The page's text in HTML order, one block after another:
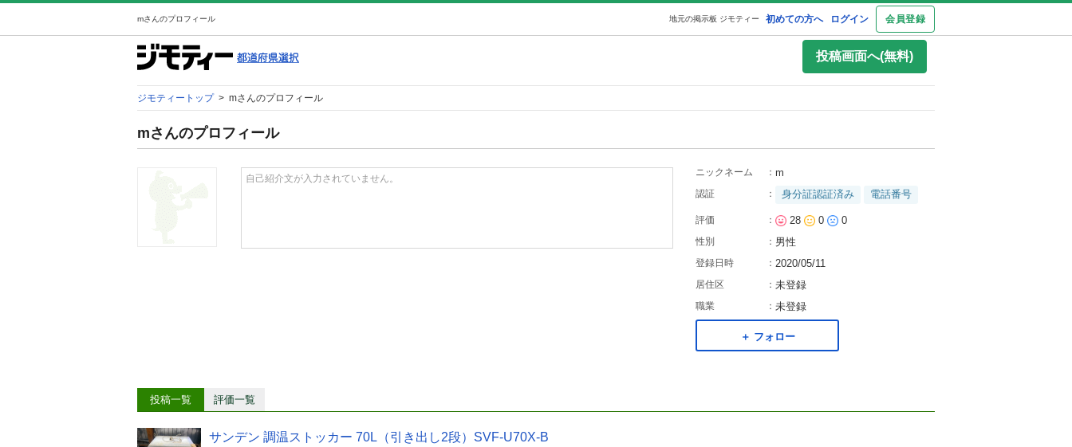
mさんのプロフィール 初めての方へ ログイン 会員登録
地元の掲示板 ジモティー
投稿画面へ(無料)
ジモティートップ > mさんのプロフィール
mさんのプロフィール
自己紹介文が入力されていません。
ニックネーム ： m
認証 ： 身分証認証済み 電話番号
評価 ： 28 0 0
性別 ： 男性
登録日時 ： 2020/05/11
居住区 ： 未登録
職業 ： 未登録
＋ フォロー
投稿一覧 評価一覧
サンデン 調温ストッカー 70L（引き出し2段）SVF-U70X-B